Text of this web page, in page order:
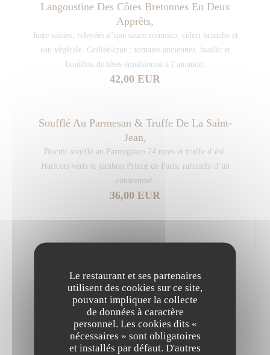
Le restaurant et ses partenaires
utilisent des cookies sur ce site,
pouvant impliquer la collecte
de données à caractère
personnel. Les cookies dits «
nécessaires » sont obligatoires
et installés par défaut. D'autres
Langoustine Des Côtes Bretonnes En Deux
Apprêts,
Juste saisies, relevées d’une sauce romesco, cèleri branche et
eau végétale. Grillée/crue ; tomates anciennes, basilic et
bouillon de têtes émulsionné à l’amande.
42,00 EUR
Soufflé Au Parmesan & Truffe De La Saint-
Jean,
Biscuit soufflé au Parmigiano 24 mois et truffe d’été.
Haricots verts et jambon Prince de Paris, rafraichi d’un
consommé.
36,00 EUR
PLATS
Homard Bleu En Deux Apprêts,
Au barbecue relevé d’une béarnaise coraillée à la tagette ;
salade d’artichauts crus, parmesan et tomates confites.